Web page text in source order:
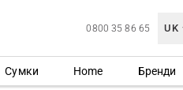
0800 35 86 65 UK
Сумки Home Бренди